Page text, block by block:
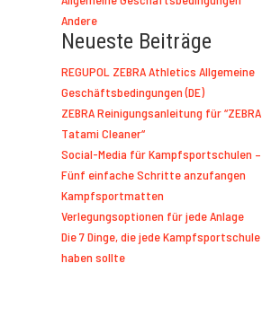
Andere
Neueste Beiträge
REGUPOL ZEBRA Athletics Allgemeine
Geschäftsbedingungen (DE)
ZEBRA Reinigungsanleitung für “ZEBRA
Tatami Cleaner“
Social-Media für Kampfsportschulen –
Fünf einfache Schritte anzufangen
Kampfsportmatten
Verlegungsoptionen für jede Anlage
Die 7 Dinge, die jede Kampfsportschule
haben sollte